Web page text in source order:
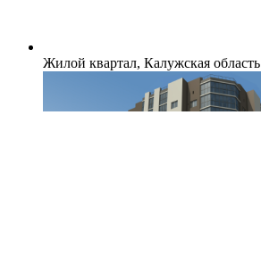
Жилой квартал, Калужская область